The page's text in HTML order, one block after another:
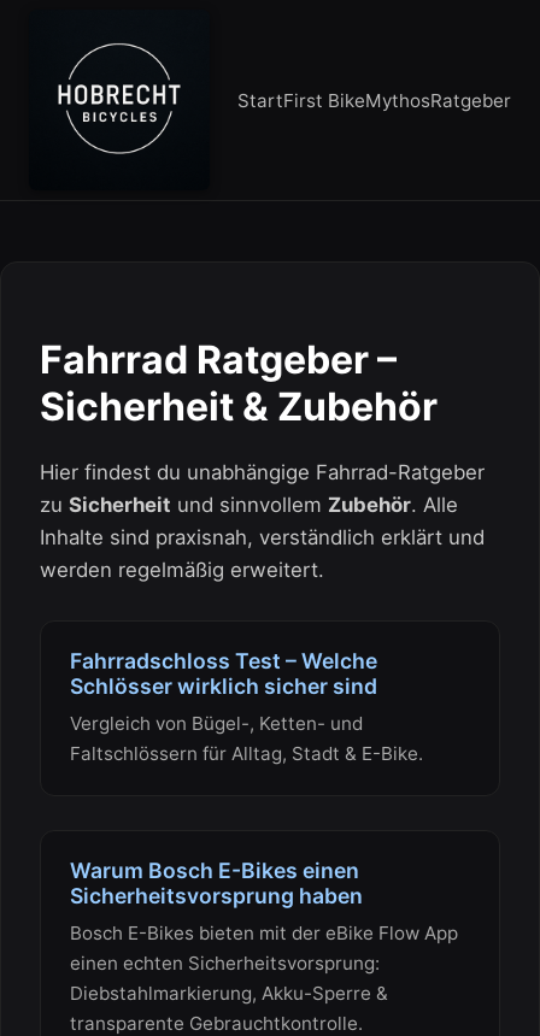
StartFirst BikeMythosRatgeber
Fahrrad Ratgeber –
Sicherheit & Zubehör
Hier findest du unabhängige Fahrrad-Ratgeber
zu Sicherheit und sinnvollem Zubehör. Alle
Inhalte sind praxisnah, verständlich erklärt und
werden regelmäßig erweitert.
Fahrradschloss Test – Welche
Schlösser wirklich sicher sind
Vergleich von Bügel-, Ketten- und
Faltschlössern für Alltag, Stadt & E-Bike.
Warum Bosch E-Bikes einen
Sicherheitsvorsprung haben
Bosch E-Bikes bieten mit der eBike Flow App
einen echten Sicherheitsvorsprung:
Diebstahlmarkierung, Akku-Sperre &
transparente Gebrauchtkontrolle.